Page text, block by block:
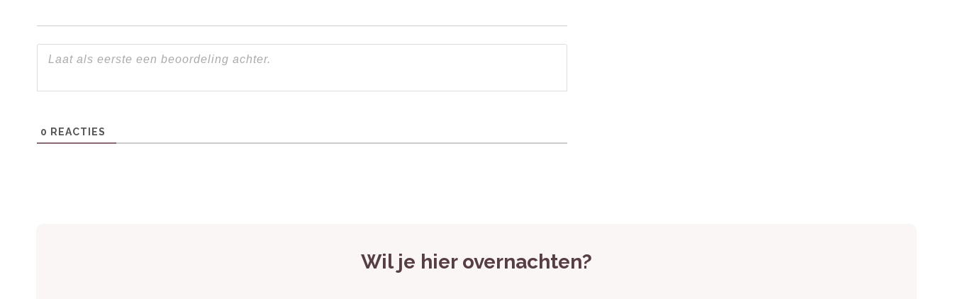
Praktische informatie
Huisdieren: Toegestaan (max. 2)
0 REACTIES
Wil je hier overnachten?